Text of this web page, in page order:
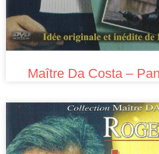
Maître Da Costa –